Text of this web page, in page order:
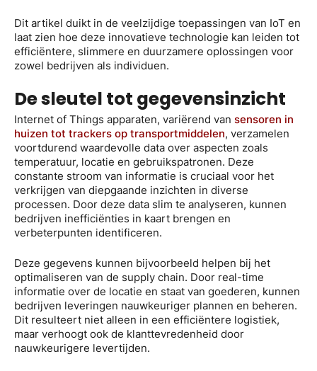
Dit artikel duikt in de veelzijdige toepassingen van IoT en
laat zien hoe deze innovatieve technologie kan leiden tot
efficiëntere, slimmere en duurzamere oplossingen voor
zowel bedrijven als individuen.
De sleutel tot gegevensinzicht
Internet of Things apparaten, variërend van sensoren in
huizen tot trackers op transportmiddelen, verzamelen
voortdurend waardevolle data over aspecten zoals
temperatuur, locatie en gebruikspatronen. Deze
constante stroom van informatie is cruciaal voor het
verkrijgen van diepgaande inzichten in diverse
processen. Door deze data slim te analyseren, kunnen
bedrijven inefficiënties in kaart brengen en
verbeterpunten identificeren.
Deze gegevens kunnen bijvoorbeeld helpen bij het
optimaliseren van de supply chain. Door real-time
informatie over de locatie en staat van goederen, kunnen
bedrijven leveringen nauwkeuriger plannen en beheren.
Dit resulteert niet alleen in een efficiëntere logistiek,
maar verhoogt ook de klanttevredenheid door
nauwkeurigere levertijden.